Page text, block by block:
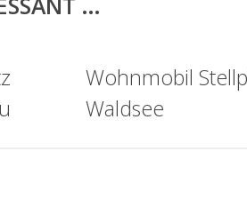
Wohnmobil
Waldsee